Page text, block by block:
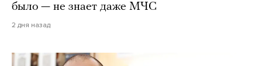
было — не знает даже МЧС
2 дня назад